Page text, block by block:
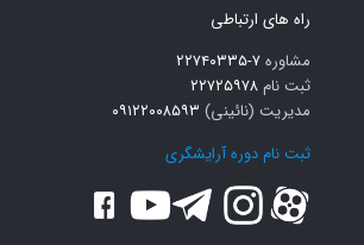
راه های ارتباطی
مشاوره۷-۲۲۷۴۰۳۳۵
ثبت نام ۲۲۷۲۵۹۷۸
مدیریت (نائینی) ۰۹۱۲۲۰۰۸۵۹۳
ثبت نام دوره آرایشگری